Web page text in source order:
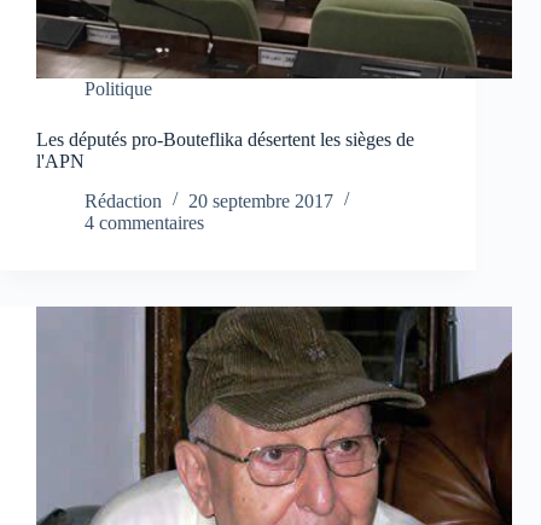
Politique
Les députés pro-Bouteflika désertent les sièges de
l'APN
Rédaction
20 septembre 2017
4 commentaires